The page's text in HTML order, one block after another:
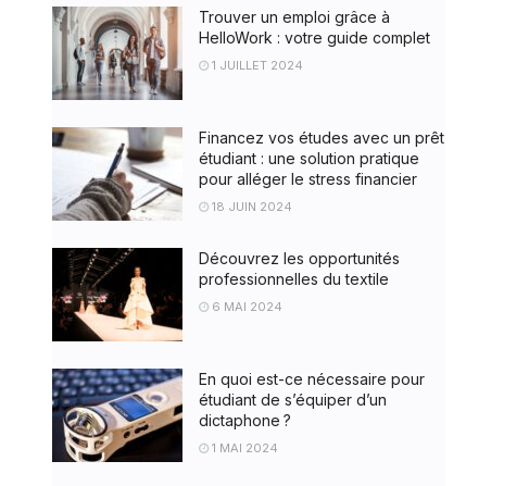
Trouver un emploi grâce à
HelloWork : votre guide complet
1 JUILLET 2024
Financez vos études avec un prêt
étudiant : une solution pratique
pour alléger le stress financier
18 JUIN 2024
Découvrez les opportunités
professionnelles du textile
6 MAI 2024
En quoi est-ce nécessaire pour
étudiant de s’équiper d’un
dictaphone ?
1 MAI 2024